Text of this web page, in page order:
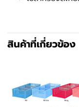
สินค้าที่เกี่ยวข้อง